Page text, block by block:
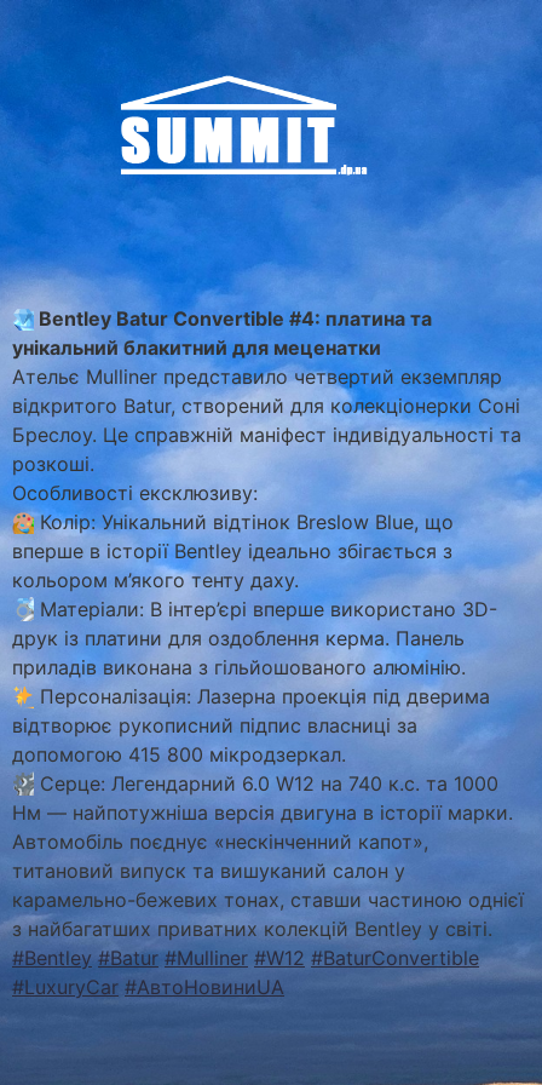
Bentley Batur Convertible #4: платина та
унікальний блакитний для меценатки
Ательє Mulliner представило четвертий екземпляр
відкритого Batur, створений для колекціонерки Соні
Бреслоу. Це справжній маніфест індивідуальності та
розкоші.
Особливості ексклюзиву:
Колір: Унікальний відтінок Breslow Blue, що
вперше в історії Bentley ідеально збігається з
кольором м’якого тенту даху.
Матеріали: В інтер’єрі вперше використано 3D-
друк із платини для оздоблення керма. Панель
приладів виконана з гільйошованого алюмінію.
Персоналізація: Лазерна проекція під дверима
відтворює рукописний підпис власниці за
допомогою 415 800 мікродзеркал.
Серце: Легендарний 6.0 W12 на 740 к.с. та 1000
Нм — найпотужніша версія двигуна в історії марки.
Автомобіль поєднує «нескінченний капот»,
титановий випуск та вишуканий салон у
карамельно-бежевих тонах, ставши частиною однієї
з найбагатших приватних колекцій Bentley у світі.
#Bentley #Batur #Mulliner #W12 #BaturConvertible
#LuxuryCar #АвтоНовиниUA